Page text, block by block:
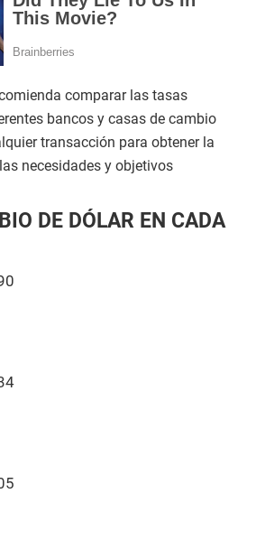
comparar las tasas
bancos y casas de cambio
transacción para obtener la
necesidades y objetivos
DE DÓLAR EN CADA